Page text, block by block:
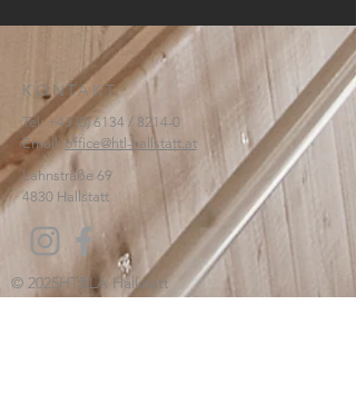
KONTAKT:
Tel:+43 (0) 6134 / 8214-0
Email:office@htl-hallstatt.at
Lahnstraße 69
4830 Hallstatt
© 2025HTBLA Hallstatt